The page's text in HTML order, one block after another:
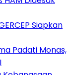
Siapkan
Padati Monas,